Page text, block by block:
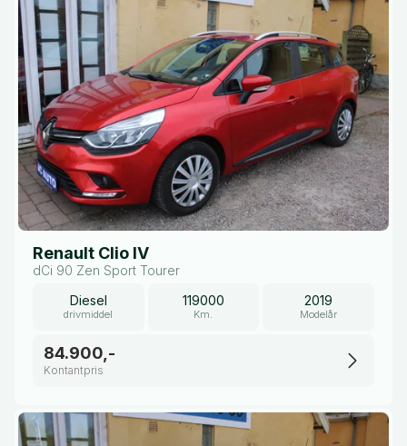
Renault Clio IV
dCi 90 Zen Sport Tourer
Diesel
drivmiddel
119000
Km.
2019
Modelår
84.900,-
Kontantpris